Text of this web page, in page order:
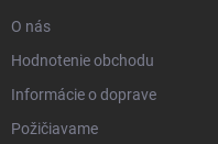
O nás
Hodnotenie obchodu
Informácie o doprave
Požičiavame